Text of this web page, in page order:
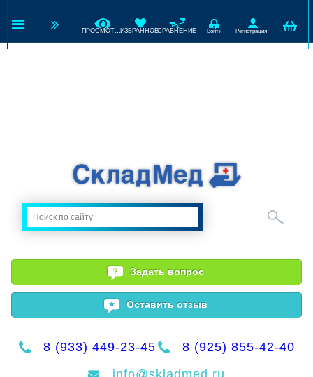
ПРОСМОТРЕННЫЕ ИЗБРАННОЕСРАВНЕНИЕ Войти Регистрация
Задать вопрос
Оставить отзыв
8 (933) 449-23-45
8 (925) 855-42-40
info@skladmed.ru